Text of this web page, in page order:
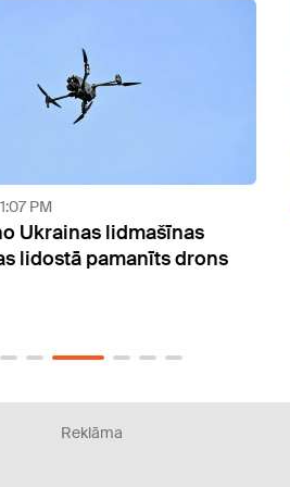
1:07 PM
Ukrainas lidmašīnas
lidostā pamanīts drons
Reklāma